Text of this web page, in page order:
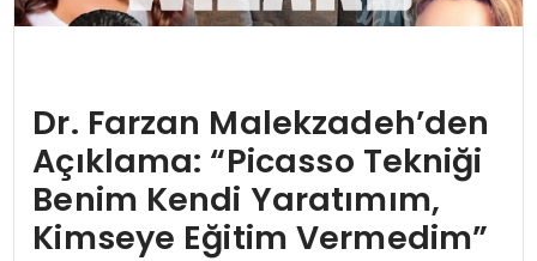
Dr. Farzan Malekzadeh’den
Açıklama: “Picasso Tekniği
Benim Kendi Yaratımım,
Kimseye Eğitim Vermedim”